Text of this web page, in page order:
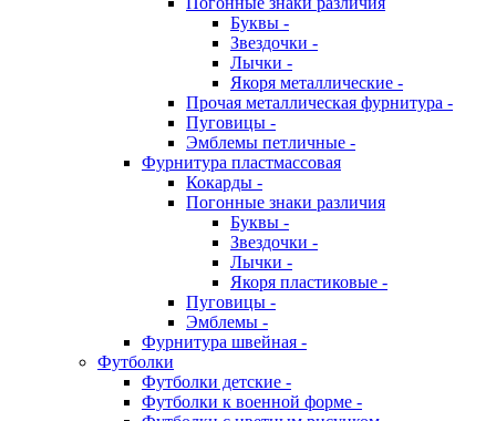
Буквы -
Звездочки -
Лычки -
Якоря металлические -
Прочая металлическая фурнитура -
Пуговицы -
Эмблемы петличные -
Фурнитура пластмассовая
Кокарды -
Погонные знаки различия
Буквы -
Звездочки -
Лычки -
Якоря пластиковые -
Пуговицы -
Эмблемы -
Фурнитура швейная -
Футболки
Футболки детские -
Футболки к военной форме -